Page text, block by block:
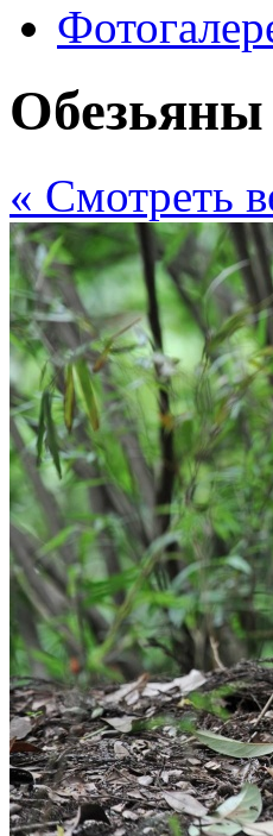
Обезьяны
« Cмотреть